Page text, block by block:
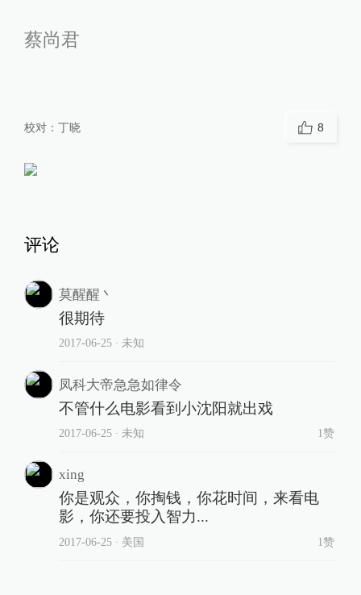
蔡尚君
校对： 丁晓 8
评论
莫醒醒丶
很期待
2017-06-25∙ 未知
凤科大帝急急如律令
不管什么电影看到小沈阳就出戏
2017-06-25∙ 未知 1赞
xing
你是观众，你掏钱，你花时间，来看电
影，你还要投入智力...
2017-06-25∙ 美国 1赞